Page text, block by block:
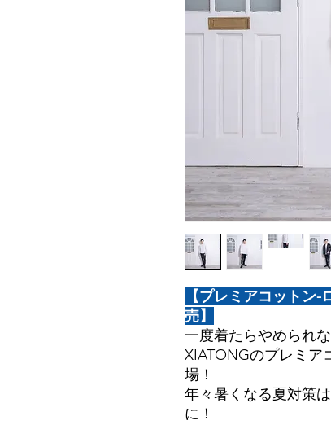
【プレミアコットン
売】
一度着たらやめられな
XIATONGのプレミア
場！
年々暑くなる夏対策
に！